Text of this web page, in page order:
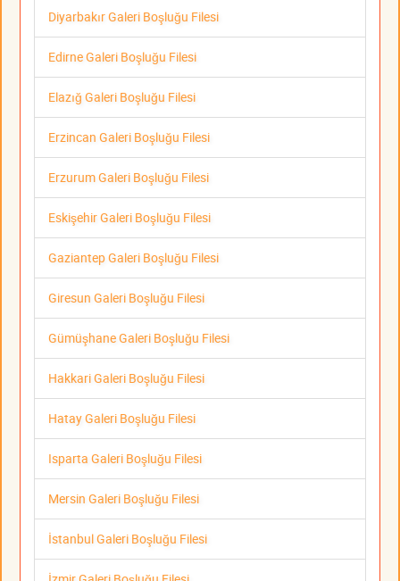
Diyarbakır Galeri Boşluğu Filesi
Edirne Galeri Boşluğu Filesi
Elazığ Galeri Boşluğu Filesi
Erzincan Galeri Boşluğu Filesi
Erzurum Galeri Boşluğu Filesi
Eskişehir Galeri Boşluğu Filesi
Gaziantep Galeri Boşluğu Filesi
Giresun Galeri Boşluğu Filesi
Gümüşhane Galeri Boşluğu Filesi
Hakkari Galeri Boşluğu Filesi
Hatay Galeri Boşluğu Filesi
Isparta Galeri Boşluğu Filesi
Mersin Galeri Boşluğu Filesi
İstanbul Galeri Boşluğu Filesi